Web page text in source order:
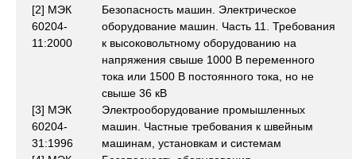
[2] МЭК
60204-
11:2000
Безопасность машин. Электрическое
оборудование машин. Часть 11. Требования
к высоковольтному оборудованию на
напряжения свыше 1000 В переменного
тока или 1500 В постоянного тока, но не
свыше 36 кВ
[3] МЭК
60204-
31:1996
Электрооборудование промышленных
машин. Частные требования к швейным
машинам, установкам и системам